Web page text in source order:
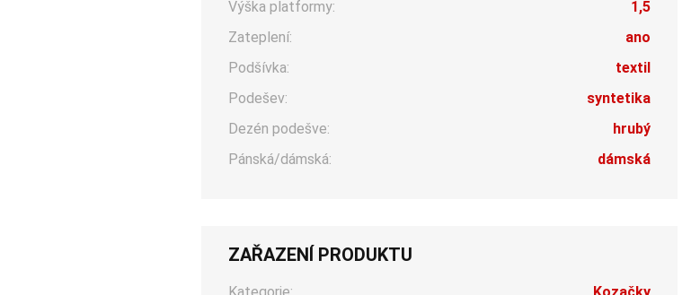
Výška platformy:
1,5
Zateplení:
ano
Podšívka:
textil
Podešev:
syntetika
Dezén podešve:
hrubý
Pánská/dámská:
dámská
ZAŘAZENÍ PRODUKTU